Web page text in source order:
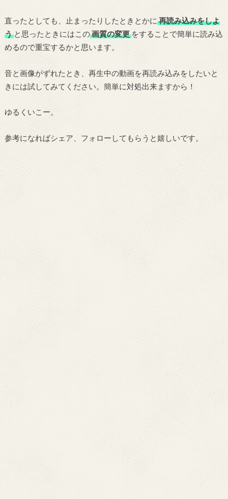
直ったとしても、止まったりしたときとかに 再読み込みをしよ
うと思ったときにはこの画質の変更をすることで簡単に読み込
めるので重宝するかと思います。
音と画像がずれたとき、再生中の動画を再読み込みをしたいと
きには試してみてください。簡単に対処出来ますから！
ゆるくいこー。
参考になればシェア、フォローしてもらうと嬉しいです。